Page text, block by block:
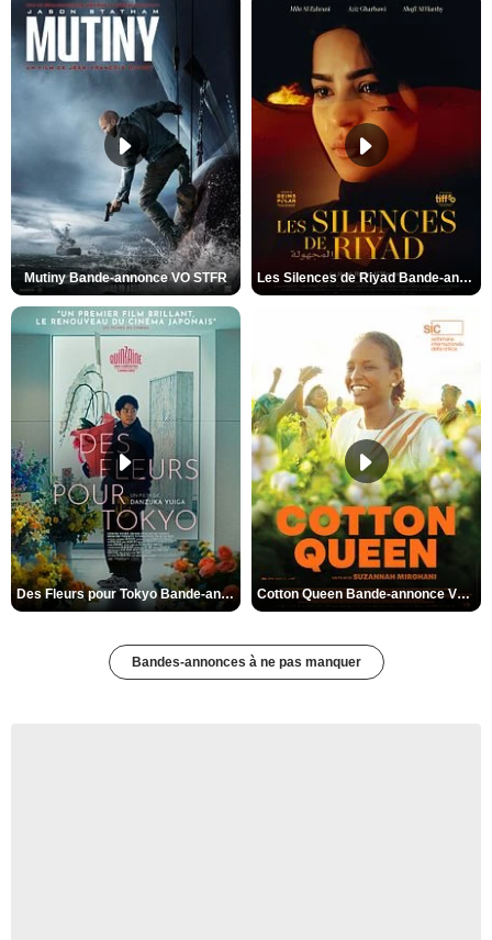
Mutiny Bande-annonce VO STFR Les Silences de Riyad Bande-annonce VO STFR
Des Fleurs pour Tokyo Bande-annonce VO STFR Cotton Queen Bande-annonce VO STFR
Bandes-annonces à ne pas manquer